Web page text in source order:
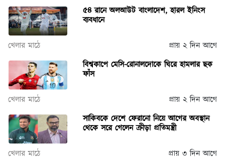
৫৪ রানে অলআউট বাংলাদেশ, হারল ইনিংস
ব্যবধানে
খেলার মাঠে
প্রায় ২ দিন আগে
বিশ্বকাপে মেসি-রোনালদোকে ঘিরে হামলার ছক
ফাঁস
খেলার মাঠে
প্রায় ২ দিন আগে
সাকিবকে দেশে ফেরানো নিয়ে আগের অবস্থান
থেকে সরে গেলেন ক্রীড়া প্রতিমন্ত্রী
খেলার মাঠে
প্রায় ৩ দিন আগে